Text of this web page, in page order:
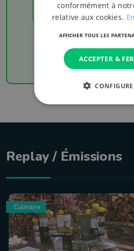
LES
Chaque week-end
résultats de votre
Replay / Émissions
Culinaire
conformément à
relative aux cookies.
AFFICHER TOUS LES
ACCEPTER &